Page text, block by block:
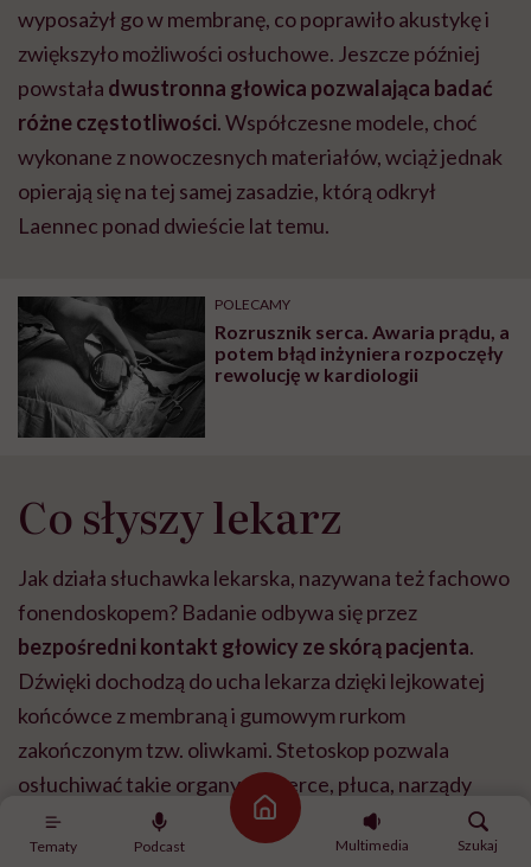
Tematy Podcast
Strona główna
Multimedia
Szukaj
wyposażył go w membranę, co poprawiło akustykę i
zwiększyło możliwości osłuchowe. Jeszcze później
powstała dwustronna głowica pozwalająca badać
różne częstotliwości. Współczesne modele, choć
wykonane z nowoczesnych materiałów, wciąż jednak
opierają się na tej samej zasadzie, którą odkrył
Laennec ponad dwieście lat temu.
POLECAMY
Rozrusznik serca. Awaria prądu, a
potem błąd inżyniera rozpoczęły
rewolucję w kardiologii
Co słyszy lekarz
Jak działa słuchawka lekarska, nazywana też fachowo
fonendoskopem? Badanie odbywa się przez
bezpośredni kontakt głowicy ze skórą pacjenta.
Dźwięki dochodzą do ucha lekarza dzięki lejkowatej
końcówce z membraną i gumowym rurkom
zakończonym tzw. oliwkami. Stetoskop pozwala
osłuchiwać takie organy, jak serce, płuca, narządy
umiejscowione w
jamie brzusznej
, umożliwia też
wykonanie pomiaru ciśnienia krwi. Badanie pozwala